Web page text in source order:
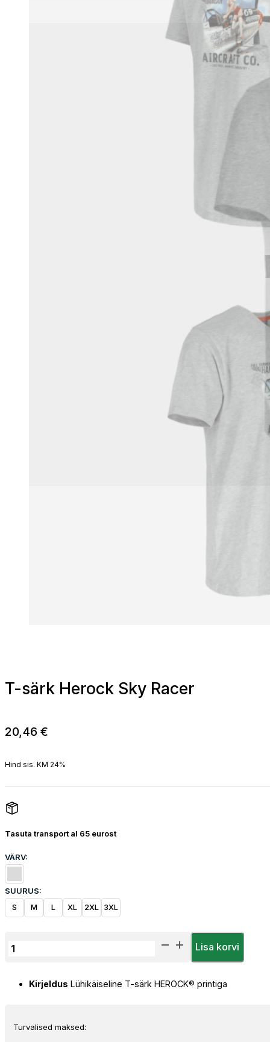
T-särk Herock Sky Racer
20,46 €
Hind sis. KM 24%
Tasuta transport al 65 eurost
VÄRV:
SUURUS:
S
M L XL 2XL 3XL
T-
Sky
Lisa korvi
Kirjeldus Lühikäiseline T-särk HEROCK® printiga
Turvalised maksed: